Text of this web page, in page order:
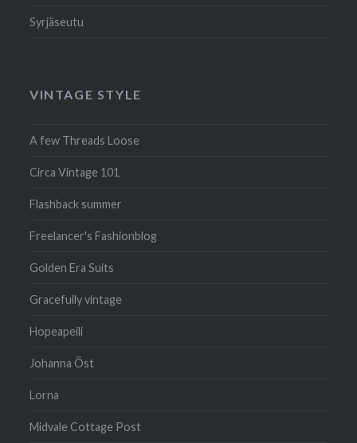
Syrjäseutu
VINTAGE STYLE
A few Threads Loose
Circa Vintage 101
Flashback summer
Freelancer's Fashionblog
Golden Era Suits
Gracefully vintage
Hopeapeili
Johanna Öst
Lorna
Midvale Cottage Post